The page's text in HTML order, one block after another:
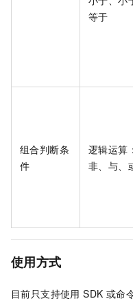
等于
组合判断条
件
逻辑运算：
非、与、
使用方式
目前只支持使用 SDK 或命